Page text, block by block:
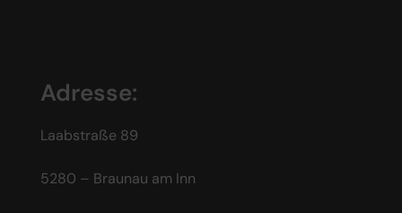
Adresse:
Laabstraße 89
5280 – Braunau am Inn